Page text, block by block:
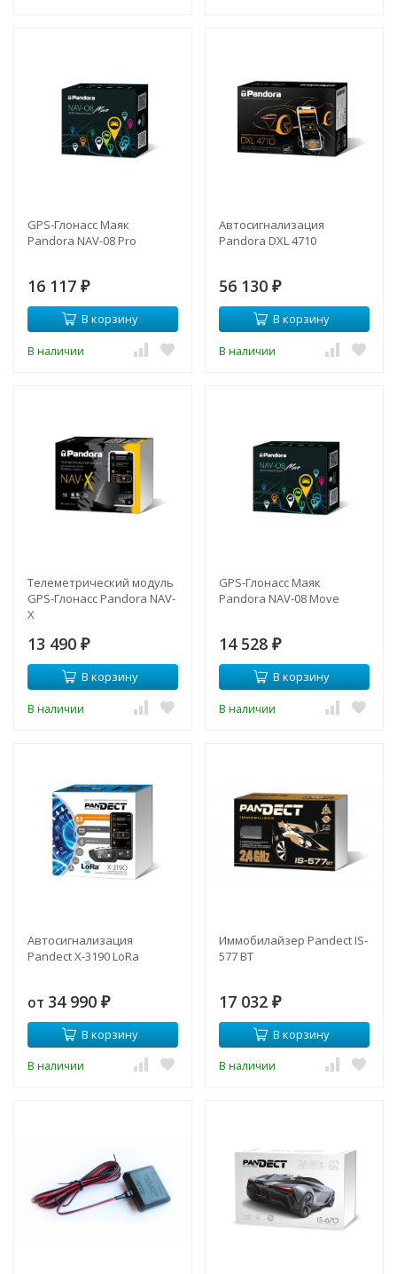
GPS-Глонасс Маяк
Pandora NAV-08 Pro
16 117 ₽
В корзину
В наличии
Автосигнализация
Pandora DXL 4710
56 130 ₽
В корзину
В наличии
Телеметрический модуль
GPS-Глонасс Pandora NAV-
X
13 490 ₽
В корзину
В наличии
GPS-Глонасс Маяк
Pandora NAV-08 Move
14 528 ₽
В корзину
В наличии
Автосигнализация
Pandect X-3190 LoRa
от 34 990 ₽
В корзину
В наличии
Иммобилайзер Pandeсt IS-
577 BT
17 032 ₽
В корзину
В наличии